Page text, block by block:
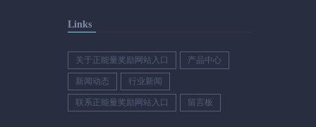
Links
关于正能量奖励网站入口 产品中心
新闻动态 行业新闻
联系正能量奖励网站入口 留言板